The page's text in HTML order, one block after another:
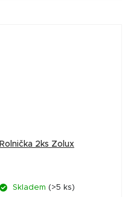
Rolnička 2ks Zolux
Skladem (>5 ks)